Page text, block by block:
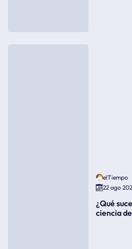
elTiempo
22 ago
¿Qué
ciencia